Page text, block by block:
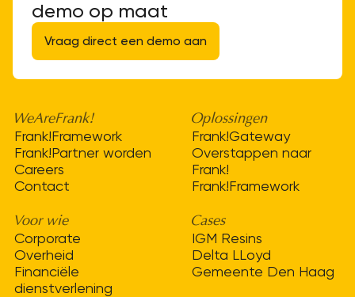
demo op maat
Vraag direct een demo aan
WeAreFrank!
Frank!Framework
Frank!Partner worden
Careers
Contact
Oplossingen
Frank!Gateway
Overstappen naar
Frank!
Frank!Framework
Voor wie
Corporate
Overheid
Financiële
dienstverlening
Cases
IGM Resins
Delta LLoyd
Gemeente Den Haag